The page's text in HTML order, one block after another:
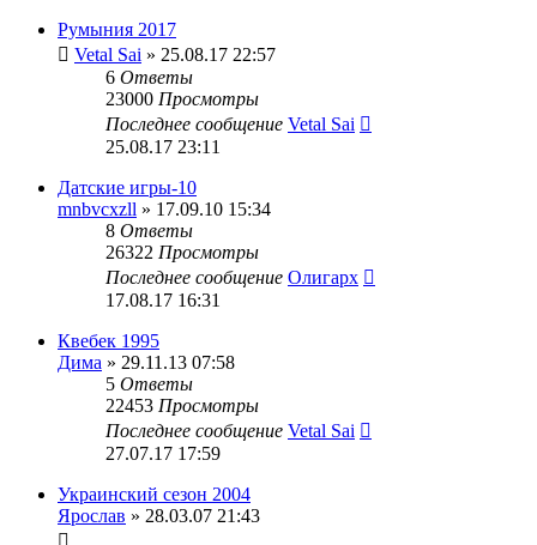
Румыния 2017
Vetal Sai » 25.08.17 22:57
6 Ответы
23000 Просмотры
Последнее сообщение Vetal Sai
25.08.17 23:11
Датские игры-10
mnbvcxzll » 17.09.10 15:34
8 Ответы
26322 Просмотры
Последнее сообщение Олигарх
17.08.17 16:31
Квебек 1995
Дима » 29.11.13 07:58
5 Ответы
22453 Просмотры
Последнее сообщение Vetal Sai
27.07.17 17:59
Украинский сезон 2004
Ярослав » 28.03.07 21:43